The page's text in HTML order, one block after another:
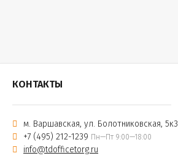
КОНТАКТЫ
м. Варшавская, ул. Болотниковская, 5к3
+7 (495) 212-1239 Пн—Пт 9:00—18:00
info@tdofficetorg.ru